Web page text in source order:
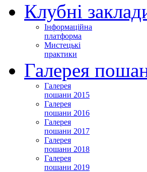
Клубні
Інформаційна
платформа
Мистецькі
практики
Галерея
Галерея
пошани 2015
Галерея
пошани 2016
Галерея
пошани 2017
Галерея
пошани 2018
Галерея
пошани 2019